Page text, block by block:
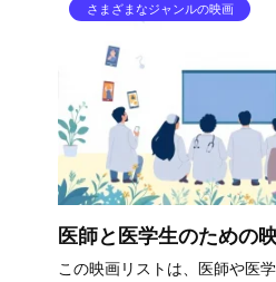
さまざまなジャンルの映画
医師と医学生のための
この映画リストは、医師や医